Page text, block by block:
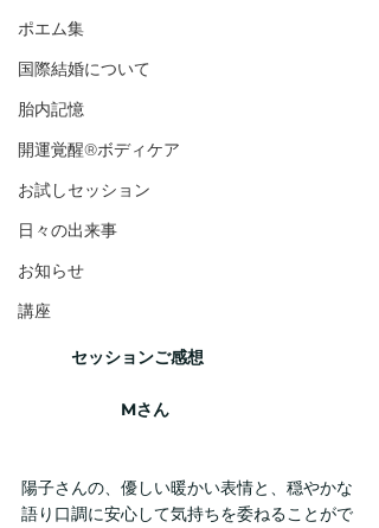
ポエム集
国際結婚について
胎内記憶
開運覚醒®ボディケア
お試しセッション
日々の出来事
お知らせ
講座
セッションご感想
Mさん
陽子さんの、優しい暖かい表情と、穏やかな
語り口調に安心して気持ちを委ねることがで